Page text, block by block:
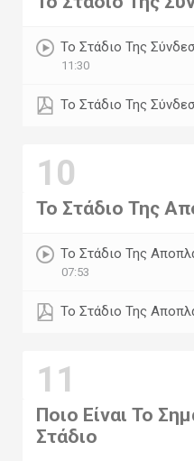
Το Στάδιο Της
11:30
Το Στάδιο Της
10
Το Στάδιο Της
Το Στάδιο Της
07:53
Το Στάδιο Της
11
Ποιο Είναι Το
Στάδιο